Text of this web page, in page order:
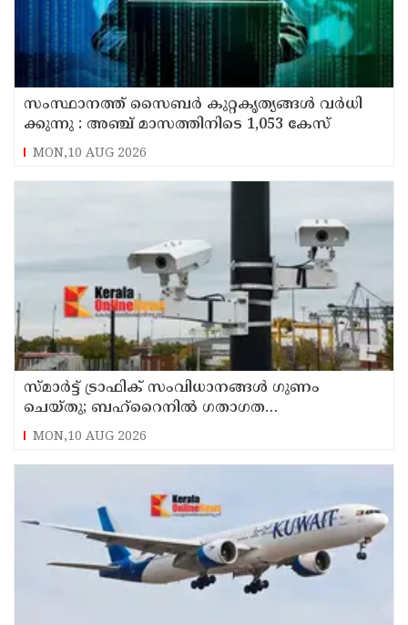
സം​സ്ഥാ​ന​ത്ത് സൈ​ബ​ര്‍ കു​റ്റ​കൃ​ത്യ​ങ്ങ​ൾ വ​ർ​ധി​
ക്കു​ന്നു : അഞ്ച്​ മാസത്തിനിടെ 1,053 കേസ്
MON,10 AUG 2026
സ്മാര്‍ട്ട് ട്രാഫിക് സംവിധാനങ്ങള്‍ ഗുണം
ചെയ്തു; ബഹ്‌റൈനില്‍ ഗതാഗത
നിയമലംഘനങ്ങളും അപകടങ്ങളും കുറഞ്ഞു
MON,10 AUG 2026